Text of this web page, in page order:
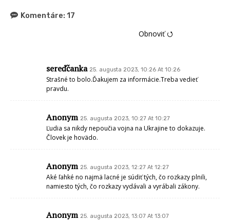
Komentáre: 17
Obnoviť ⭯
sereďčanka 25. augusta 2023, 10:26 At 10:26
Strašné to bolo.Ďakujem za informácie.Treba vedieť
pravdu.
Anonym 25. augusta 2023, 10:27 At 10:27
Ľudia sa nikdy nepoučia vojna na Ukrajine to dokazuje.
Človek je hovädo.
Anonym 25. augusta 2023, 12:27 At 12:27
Aké ľahké no najmä lacné je súdiť tých, čo rozkazy plnili,
namiesto tých, čo rozkazy vydávali a vyrábali zákony.
Anonym 25. augusta 2023, 13:07 At 13:07